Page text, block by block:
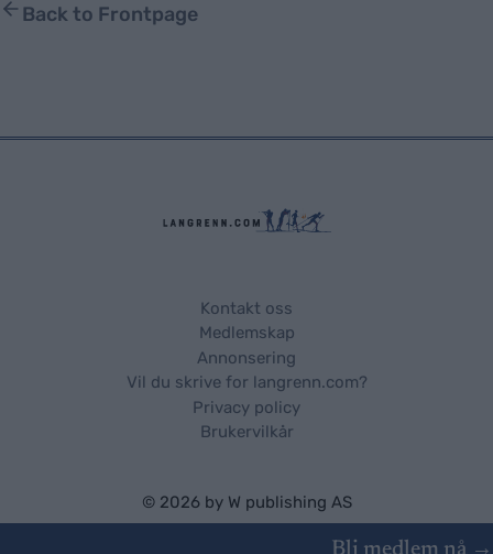
Bli medlem nå →
Back to Frontpage
Kontakt oss
Medlemskap
Annonsering
Vil du skrive for langrenn.com?
Privacy policy
Brukervilkår
© 2026 by W publishing AS